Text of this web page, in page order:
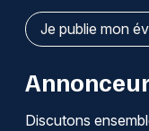
Je publie mon
Discutons